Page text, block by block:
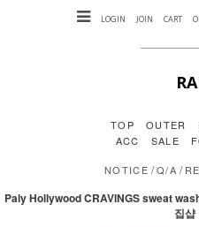
LOGIN JOIN CART
TOP OUTER
ACC
SALE
NOTICE /Q/A /
Paly Hollywood CRAVINGS sweat
집샵